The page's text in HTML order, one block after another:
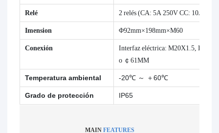
Relé 2 relés (CA: 5A 250V CC: 10A 24V)
Imension Φ92mm×198mm×M60
Conexión
Interfaz eléctrica: M20X1.5,
o ￠61MM
Temperatura ambiental -20℃ ～ ＋60℃
Grado de protección IP65
MAIN FEATURES